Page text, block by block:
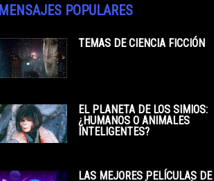
MENSAJES POPULARES
TEMAS DE CIENCIA FICCIÓN
EL PLANETA DE LOS SIMIOS:
¿HUMANOS O ANIMALES
INTELIGENTES?
LAS MEJORES PELÍCULAS DE